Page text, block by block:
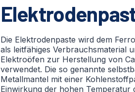
Die Elektrodenpaste wird dem
als leitfähiges Verbrauchsmaterial
Elektroöfen zur Herstellung von
verwendet. Die so genannte
Metallmantel mit einer
Einwirkung der hohen Temperatur